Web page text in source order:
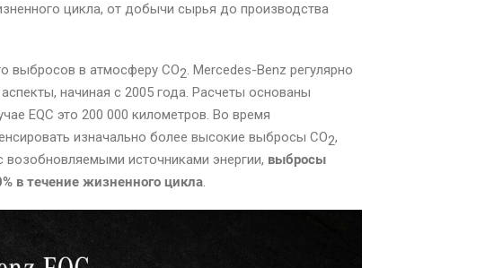
цикла, от добычи сырья до производства
выбросов в атмосферу CO2. Mercedes-Benz регулярно
начиная с 2005 года. Расчеты основаны
EQC это 200 000 километров. Во время
изначально более высокие выбросы CO2,
источниками энергии, выбросы
в течение жизненного цикла.